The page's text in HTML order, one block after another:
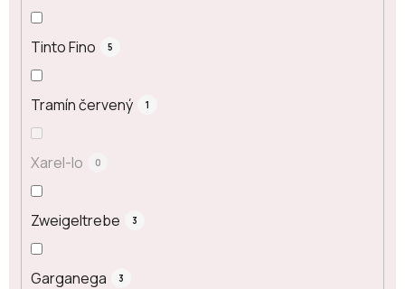
Tinto Fino 5
Tramín červený 1
Xarel-lo 0
Zweigeltrebe 3
Garganega 3